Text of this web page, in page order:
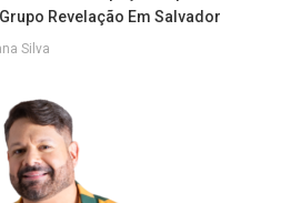
Revelação Em Salvador
Silva